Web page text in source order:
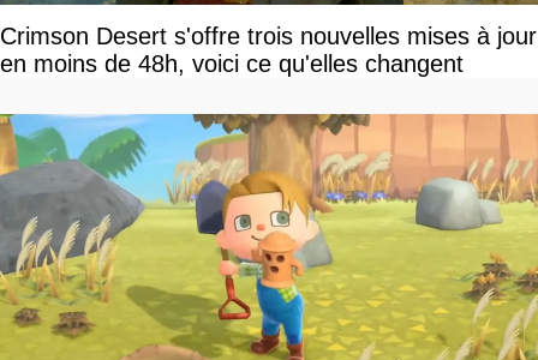
Crimson Desert s'offre trois nouvelles mises à jour
en moins de 48h, voici ce qu'elles changent